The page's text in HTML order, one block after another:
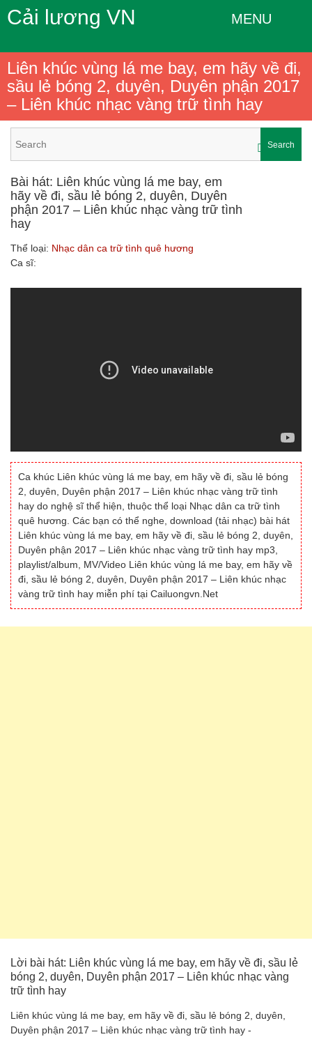
Cải lương VN MENU
Liên khúc vùng lá me bay, em hãy về đi,
sầu lẻ bóng 2, duyên, Duyên phận 2017
– Liên khúc nhạc vàng trữ tình hay
Search
Bài hát: Liên khúc vùng lá me bay, em
hãy về đi, sầu lẻ bóng 2, duyên, Duyên
phận 2017 – Liên khúc nhạc vàng trữ tình
hay
Thể loại: Nhạc dân ca trữ tình quê hương
Ca sĩ:
Ca khúc Liên khúc vùng lá me bay, em hãy về đi, sầu lẻ bóng
2, duyên, Duyên phận 2017 – Liên khúc nhạc vàng trữ tình
hay do nghệ sĩ thể hiện, thuộc thể loại Nhạc dân ca trữ tình
quê hương. Các bạn có thể nghe, download (tải nhạc) bài hát
Liên khúc vùng lá me bay, em hãy về đi, sầu lẻ bóng 2, duyên,
Duyên phận 2017 – Liên khúc nhạc vàng trữ tình hay mp3,
playlist/album, MV/Video Liên khúc vùng lá me bay, em hãy về
đi, sầu lẻ bóng 2, duyên, Duyên phận 2017 – Liên khúc nhạc
vàng trữ tình hay miễn phí tại Cailuongvn.Net
Lời bài hát: Liên khúc vùng lá me bay, em hãy về đi, sầu lẻ
bóng 2, duyên, Duyên phận 2017 – Liên khúc nhạc vàng
trữ tình hay
Liên khúc vùng lá me bay, em hãy về đi, sầu lẻ bóng 2, duyên,
Duyên phận 2017 – Liên khúc nhạc vàng trữ tình hay -